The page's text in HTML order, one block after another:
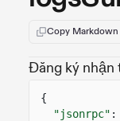
Copy Markdown
Đăng ký nhận
{
"jsonrpc" :